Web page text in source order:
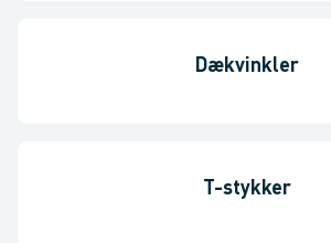
Dækvinkler
T-stykker